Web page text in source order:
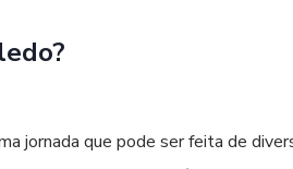
jornada que pode ser feita de